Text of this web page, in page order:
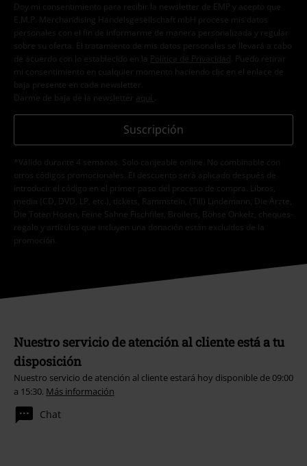
Doy mi consentimiento para recibir la newsletter de EMP y acepto que
E.M.P. Merchandising Handelsgesellschaft mbH procese mis datos
personales con el fin de informarme de manera personalizada y regular
sobre su oferta. El tratamiento de mis datos personales se llevará a cabo
de acuerdo con lo establecido en la
Política de Privacidad . Puedo retirar
mi consentimiento en cualquier momento haciendo clic en el enlace de
baja presente en cada newsletter.
Darme de baja de la newsletter
aquí
Suscripción
*Válido durante 4 semanas. Solo canjeable online. No combinable con
otros códigos promocionales. El descuento será aplicado después de
introducir el código en el primer paso del proceso de compra. Libros,
media (CD, DVD, LP, etc.), tickets, Rammstein, (Till) Lindemann, Die Ärzte,
Die Toten Hosen, Feine Sahne Fischfilet, Broilers, Böhse Onkelz, cheques-
regalo y artículos que incluyen una donación están excluidos de la
promoción.
Nuestro servicio de atención al cliente está a tu
disposición
Nuestro servicio de atención al cliente estará hoy disponible de 09:00
a 15:30. Más información
Chat